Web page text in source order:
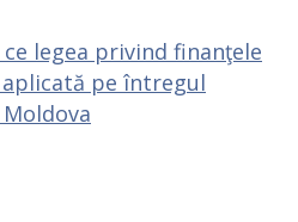
ce legea privind finanţele
pe întregul